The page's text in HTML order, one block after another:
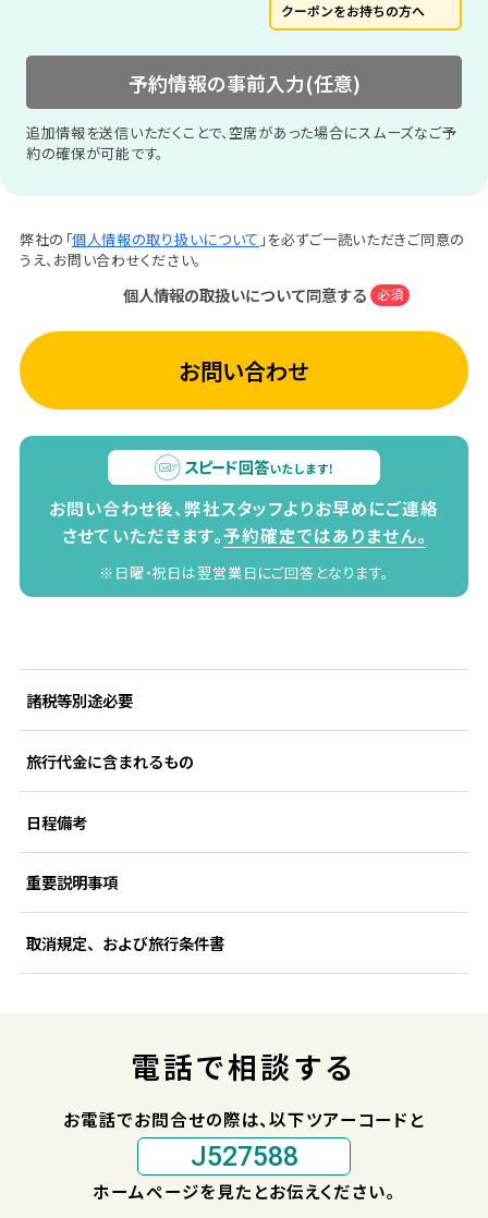
クーポンをお持ちの方へ
予約情報の事前入力(任意)
追加情報を送信いただくことで、空席があった場合にスムーズなご予
約の確保が可能です。
弊社の「個人情報の取り扱いについて 」を必ずご一読いただきご同意の
うえ、お問い合わせください。
個人情報の取扱いについて同意する 必須
お問い合わせ
お問い合わせ後、弊社スタッフよりお早めにご連絡
させていただきます。予約確定ではありません。
※日曜・祝日は翌営業日にご回答となります。
諸税等別途必要
旅行代金に含まれるもの
日程備考
重要説明事項
取消規定、および旅行条件書
電話で相談する
お電話でお問合せの際は、以下ツアーコードと
J527588
ホームページを見たとお伝えください。